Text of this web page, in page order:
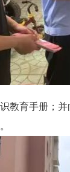
教育手册；